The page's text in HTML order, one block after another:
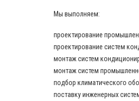
Мы выполняем:
проектирование
проектирование систем
монтаж систем
монтаж систем
подбор климатического
поставку инженерных